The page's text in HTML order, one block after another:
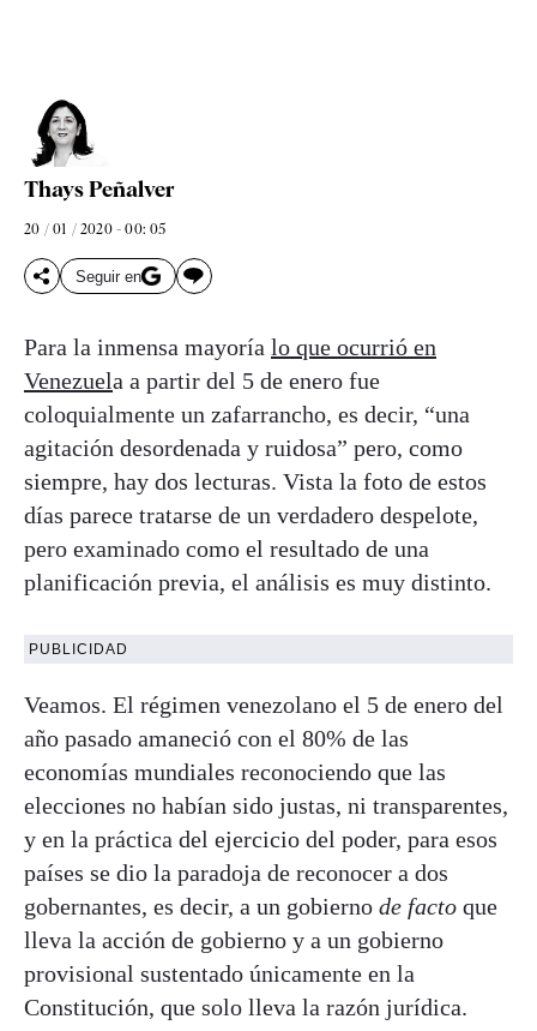
Thays Peñalver
20 / 01 / 2020 - 00: 05
Seguir en
Para la inmensa mayoría lo que ocurrió en
Venezuela a partir del 5 de enero fue
coloquialmente un zafarrancho, es decir, “una
agitación desordenada y ruidosa” pero, como
siempre, hay dos lecturas. Vista la foto de estos
días parece tratarse de un verdadero despelote,
pero examinado como el resultado de una
planificación previa, el análisis es muy distinto.
PUBLICIDAD
Veamos. El régimen venezolano el 5 de enero del
año pasado amaneció con el 80% de las
economías mundiales reconociendo que las
elecciones no habían sido justas, ni transparentes,
y en la práctica del ejercicio del poder, para esos
países se dio la paradoja de reconocer a dos
gobernantes, es decir, a un gobierno de facto que
lleva la acción de gobierno y a un gobierno
provisional sustentado únicamente en la
Constitución, que solo lleva la razón jurídica.